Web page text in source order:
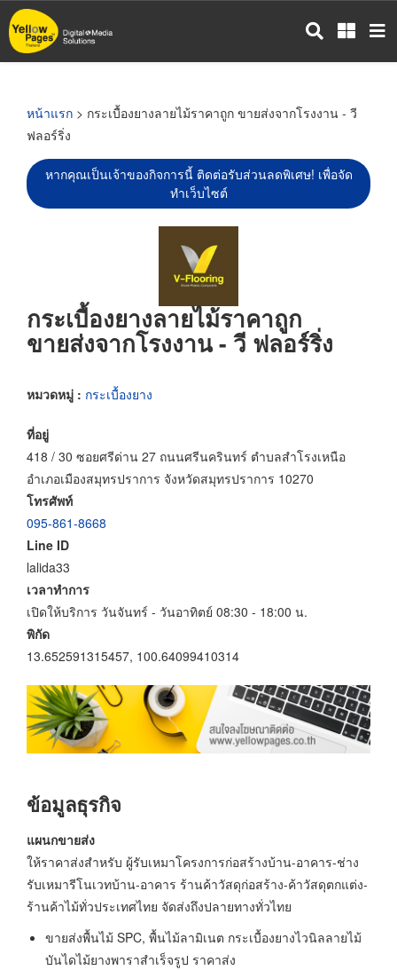
ข้าม
ไป
หน้าแรก > กระเบื้องยางลายไม้ราคาถูก ขายส่งจากโรงงาน - วี
ฟลอร์ริ่ง
หากคุณเป็นเจ้าของกิจการนี้ ติดต่อรับส่วนลดพิเศษ! เพื่อจัด
ทำเว็บไซต์
กระเบื้องยางลายไม้ราคาถูก
ขายส่งจากโรงงาน - วี ฟลอร์ริ่ง
หมวดหมู่ : กระเบื้องยาง
ที่อยู่
418 / 30 ซอยศรีด่าน 27 ถนนศรีนครินทร์ ตำบลสำโรงเหนือ
อำเภอเมืองสมุทรปราการ จังหวัดสมุทรปราการ 10270
โทรศัพท์
095-861-8668
Line ID
lalida33
เวลาทำการ
เปิดให้บริการ วันจันทร์ - วันอาทิตย์ 08:30 - 18:00 น.
พิกัด
13.652591315457, 100.64099410314
ข้อมูลธุรกิจ
แผนกขายส่ง
ให้ราคาส่งสำหรับ ผู้รับเหมาโครงการก่อสร้างบ้าน-อาคาร-ช่าง
รับเหมารีโนเวทบ้าน-อาคาร ร้านค้าวัสดุก่อสร้าง-ค้าวัสดุตกแต่ง-
ร้านค้าไม้ทั่วประเทศไทย จัดส่งถึงปลายทางทั่วไทย
ขายส่งพื้นไม้ SPC, พื้นไม้ลามิเนต กระเบื้องยางไวนิลลายไม้
บันไดไม้ยางพาราสำเร็จรูป ราคาส่ง